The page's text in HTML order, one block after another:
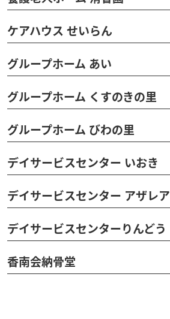
ケアハウス せいらん
グループホーム あい
グループホーム くすのきの里
グループホーム びわの里
デイサービスセンター いおき
デイサービスセンター アザレア
デイサービスセンターりんどう
香南会納骨堂